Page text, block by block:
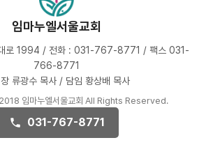
임마누엘서울교회
대로 1994 / 전화 : 031-767-8771 / 팩스 031-
766-8771
류광수 목사 / 담임 황상배 목사
임마누엘서울교회 All Rights Reserved.
031-767-8771